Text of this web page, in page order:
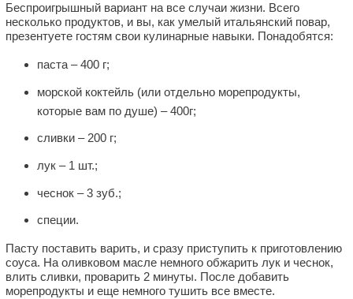
Беспроигрышный вариант на все случаи жизни. Всего
несколько продуктов, и вы, как умелый итальянский повар,
презентуете гостям свои кулинарные навыки. Понадобятся:
паста – 400 г;
морской коктейль (или отдельно морепродукты,
которые вам по душе) – 400г;
сливки – 200 г;
лук – 1 шт.;
чеснок – 3 зуб.;
специи.
Пасту поставить варить, и сразу приступить к приготовлению
соуса. На оливковом масле немного обжарить лук и чеснок,
влить сливки, проварить 2 минуты. После добавить
морепродукты и еще немного тушить все вместе.